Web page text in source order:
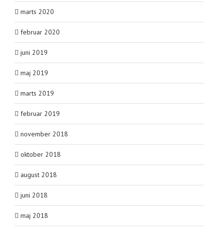
marts 2020
februar 2020
juni 2019
maj 2019
marts 2019
februar 2019
november 2018
oktober 2018
august 2018
juni 2018
maj 2018